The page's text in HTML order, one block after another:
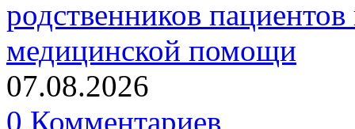
родственников
медицинской помощи
07.08.2026
0 Комментариев